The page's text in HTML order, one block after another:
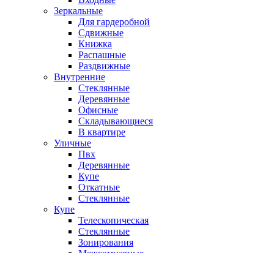
Зеркальные
Для гардеробной
Сдвижные
Книжка
Распашные
Раздвижные
Внутренние
Стеклянные
Деревянные
Офисные
Складывающиеся
В квартире
Уличные
Пвх
Деревянные
Купе
Откатные
Стеклянные
Купе
Телескопическая
Стеклянные
Зонирования